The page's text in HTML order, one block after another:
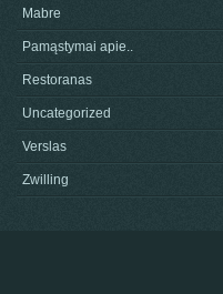
Mabre
Pamąstymai apie..
Restoranas
Uncategorized
Verslas
Zwilling